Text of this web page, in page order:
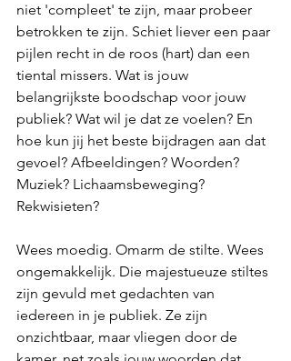
niet 'compleet' te zijn, maar probeer
betrokken te zijn. Schiet liever een paar
pijlen recht in de roos (hart) dan een
tiental missers. Wat is jouw
belangrijkste boodschap voor jouw
publiek? Wat wil je dat ze voelen? En
hoe kun jij het beste bijdragen aan dat
gevoel? Afbeeldingen? Woorden?
Muziek? Lichaamsbeweging?
Rekwisieten?
Wees moedig. Omarm de stilte. Wees
ongemakkelijk. Die majestueuze stiltes
zijn gevuld met gedachten van
iedereen in je publiek. Ze zijn
onzichtbaar, maar vliegen door de